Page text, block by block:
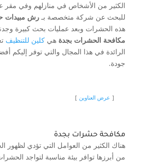
الكثير من الأشخاص في منازلهم وفي مقر
للبحث عن شركة متخصصة بـ رش مبيدات
هذه الحشرات وبعد عمليات بحث كبيرة
مكافحة الحشرات بجدة هي كلين للتنظيف
الرائدة في هذا المجال والتي توفر إليكم
جودة.
عرض العناوين
مكافحة حشرات بجدة
هناك الكثير من العوامل التي تؤدي لظهور
من أبرزها توافر بيئة مناسبة لتواجد